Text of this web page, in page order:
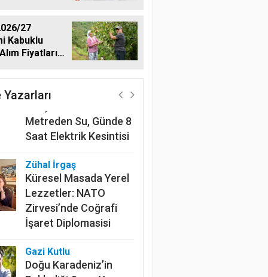
27
Kabuklu
Fiyatlarını
Yazarları
Harun Göksel
220 Kilometrelik
Kanalın Sonundaki Acı
Metreden Su, Günde 8
Saat Elektrik Kesintisi
Zühal İrgaş
Küresel Masada Yerel
Lezzetler: NATO
Zirvesi’nde Coğrafi
İşaret Diplomasisi
Gazi Kutlu
Doğu Karadeniz’in